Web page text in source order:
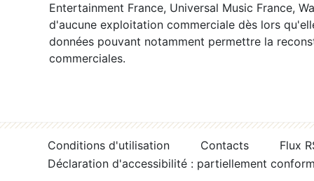
Entertainment France, Universal Music France,
d'aucune exploitation commerciale dès lors
données pouvant notamment permettre la
commerciales.
Conditions d'utilisation Contacts
Flux
Déclaration d'accessibilité : partiellement